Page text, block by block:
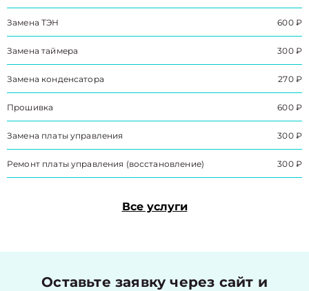
Замена ТЭН 600 ₽
Замена таймера 300 ₽
Замена конденсатора 270 ₽
Прошивка 600 ₽
Замена платы управления 300 ₽
Ремонт платы управления (восстановление) 300 ₽
Все услуги
Оставьте заявку через сайт и